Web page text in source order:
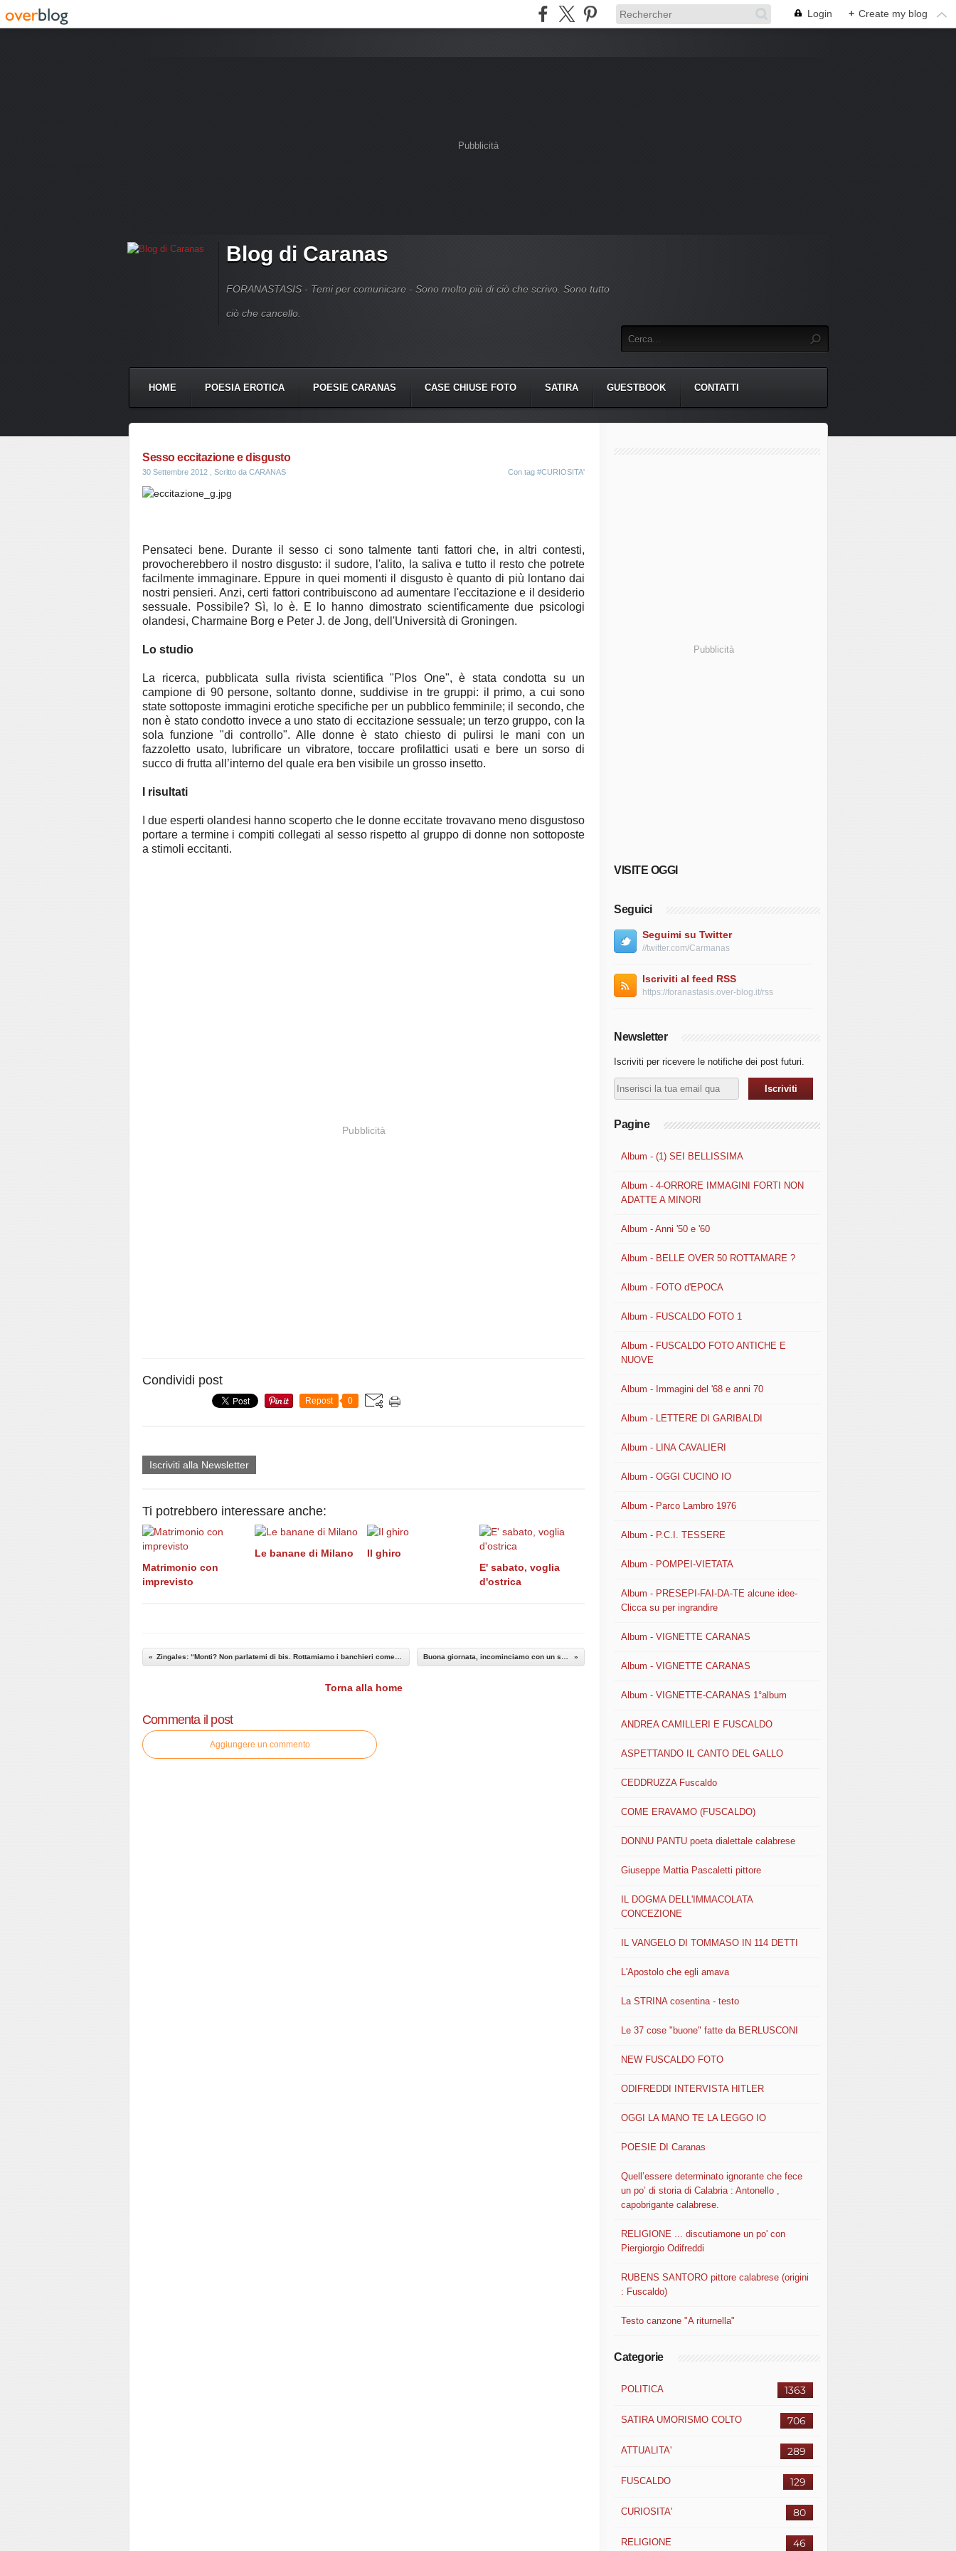
Login + Create my blog
Pubblicità
Blog di Caranas
FORANASTASIS - Temi per comunicare - Sono molto più di ciò che scrivo. Sono tutto
ciò che cancello.
HOME POESIA EROTICA POESIE CARANAS CASE CHIUSE FOTO SATIRA GUESTBOOK CONTATTI
Sesso eccitazione e disgusto
30 Settembre 2012 , Scritto da CARANAS Con tag #CURIOSITA'
Pensateci bene. Durante il sesso ci sono talmente tanti fattori che, in altri contesti,
provocherebbero il nostro disgusto: il sudore, l'alito, la saliva e tutto il resto che potrete
facilmente immaginare. Eppure in quei momenti il disgusto è quanto di più lontano dai
nostri pensieri. Anzi, certi fattori contribuiscono ad aumentare l'eccitazione e il desiderio
sessuale. Possibile? Sì, lo è. E lo hanno dimostrato scientificamente due psicologi
olandesi, Charmaine Borg e Peter J. de Jong, dell'Università di Groningen.
Lo studio
La ricerca, pubblicata sulla rivista scientifica "Plos One", è stata condotta su un
campione di 90 persone, soltanto donne, suddivise in tre gruppi: il primo, a cui sono
state sottoposte immagini erotiche specifiche per un pubblico femminile; il secondo, che
non è stato condotto invece a uno stato di eccitazione sessuale; un terzo gruppo, con la
sola funzione "di controllo". Alle donne è stato chiesto di pulirsi le mani con un
fazzoletto usato, lubrificare un vibratore, toccare profilattici usati e bere un sorso di
succo di frutta all’interno del quale era ben visibile un grosso insetto.
I risultati
I due esperti olandesi hanno scoperto che le donne eccitate trovavano meno disgustoso
portare a termine i compiti collegati al sesso rispetto al gruppo di donne non sottoposte
a stimoli eccitanti.
Pubblicità
Condividi post
Repost 0
Iscriviti alla Newsletter
Ti potrebbero interessare anche:
Matrimonio con
imprevisto
Le banane di Milano
Il ghiro
E' sabato, voglia
d'ostrica
Torna alla home
Commenta il post
Aggiungere un commento
Pubblicità
VISITE OGGI
Seguici
Seguimi su Twitter
//twitter.com/Carmanas
Iscriviti al feed RSS
https://foranastasis.over-blog.it/rss
Newsletter
Iscriviti per ricevere le notifiche dei post futuri.
Pagine
Album - (1) SEI BELLISSIMA
Album - 4-ORRORE IMMAGINI FORTI NON
ADATTE A MINORI
Album - Anni '50 e '60
Album - BELLE OVER 50 ROTTAMARE ?
Album - FOTO d'EPOCA
Album - FUSCALDO FOTO 1
Album - FUSCALDO FOTO ANTICHE E
NUOVE
Album - Immagini del '68 e anni 70
Album - LETTERE DI GARIBALDI
Album - LINA CAVALIERI
Album - OGGI CUCINO IO
Album - Parco Lambro 1976
Album - P.C.I. TESSERE
Album - POMPEI-VIETATA
Album - PRESEPI-FAI-DA-TE alcune idee-
Clicca su per ingrandire
Album - VIGNETTE CARANAS
Album - VIGNETTE CARANAS
Album - VIGNETTE-CARANAS 1°album
ANDREA CAMILLERI E FUSCALDO
ASPETTANDO IL CANTO DEL GALLO
CEDDRUZZA Fuscaldo
COME ERAVAMO (FUSCALDO)
DONNU PANTU poeta dialettale calabrese
Giuseppe Mattia Pascaletti pittore
IL DOGMA DELL'IMMACOLATA
CONCEZIONE
IL VANGELO DI TOMMASO IN 114 DETTI
L'Apostolo che egli amava
La STRINA cosentina - testo
Le 37 cose "buone" fatte da BERLUSCONI
NEW FUSCALDO FOTO
ODIFREDDI INTERVISTA HITLER
OGGI LA MANO TE LA LEGGO IO
POESIE DI Caranas
Quell’essere determinato ignorante che fece
un po’ di storia di Calabria : Antonello ,
capobrigante calabrese.
RELIGIONE ... discutiamone un po' con
Piergiorgio Odifreddi
RUBENS SANTORO pittore calabrese (origini
: Fuscaldo)
Testo canzone "A riturnella"
Categorie
1363
POLITICA
706
SATIRA UMORISMO COLTO
289
ATTUALITA'
129
FUSCALDO
80
CURIOSITA'
46
RELIGIONE